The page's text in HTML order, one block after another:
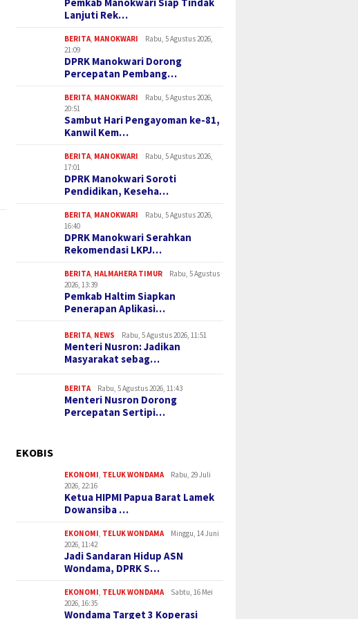
hingga Infrastruktur dalam
Rekomendasi LKPJ Bupati
2025, Jadi Acuan
Daerah
Lanjuti Rek…
BERITA, MANOKWARI
Rabu, 5 Agustus 2026,
21:09
DPRK Manokwari Dorong
Percepatan Pembang…
BERITA, MANOKWARI
Rabu, 5 Agustus 2026,
20:51
Sambut Hari Pengayoman ke-81,
Kanwil Kem…
BERITA, MANOKWARI
Rabu, 5 Agustus 2026,
17:01
DPRK Manokwari Soroti
Pendidikan, Keseha…
BERITA, MANOKWARI
Rabu, 5 Agustus 2026,
16:40
DPRK Manokwari Serahkan
Rekomendasi LKPJ…
BERITA, HALMAHERA TIMUR
Rabu, 5 Agustus
2026, 13:39
Pemkab Haltim Siapkan
Penerapan Aplikasi…
BERITA, NEWS Rabu, 5 Agustus 2026, 11:51
Menteri Nusron: Jadikan
Masyarakat sebag…
BERITA Rabu, 5 Agustus 2026, 11:43
Menteri Nusron Dorong
Percepatan Sertipi…
EKOBIS
EKONOMI, TELUK WONDAMA
Rabu, 29 Juli
2026, 22:16
Ketua HIPMI Papua Barat Lamek
Dowansiba …
EKONOMI, TELUK WONDAMA
Minggu, 14 Juni
2026, 11:42
Jadi Sandaran Hidup ASN
Wondama, DPRK S…
EKONOMI, TELUK WONDAMA
Sabtu, 16 Mei
2026, 16:35
Wondama Target 3 Koperasi